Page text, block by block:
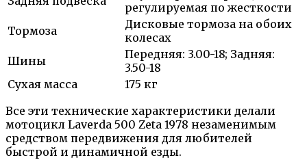
регулируемая по жесткости
Тормоза
Дисковые тормоза на обоих
колесах
Шины
Передняя: 3.00-18; Задняя:
3.50-18
Сухая масса
175 кг
Все эти технические характеристики делали
мотоцикл Laverda 500 Zeta 1978 незаменимым
средством передвижения для любителей
быстрой и динамичной езды.